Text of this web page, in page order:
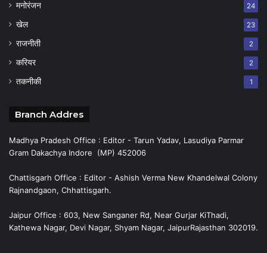
मनोरंजन 24
खेल 23
राजनीती 2
करियर 2
तकनीकी 1
Branch Addres
Madhya Pradesh Office : Editor - Tarun Yadav, Lasudiya Parmar
Gram Dakachya Indore (MP) 452006
Chattisgarh Office : Editor - Ashish Verma New Khandelwal Colony
Rajnandgaon, Chhattisgarh.
Jaipur Office : 603, New Sanganer Rd, Near Gurjar KiThadi,
Kathewa Nagar, Devi Nagar, Shyam Nagar, JaipurRajasthan 302019.